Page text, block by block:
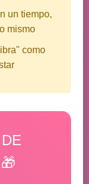
un tiempo,
mismo
como